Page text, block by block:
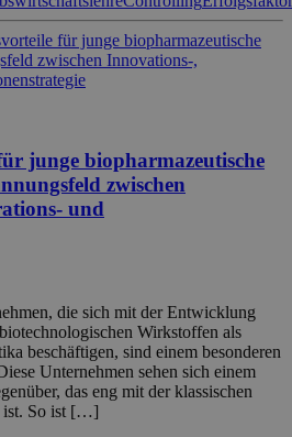
junge biopharmazeutische
zwischen
und
die sich mit der Entwicklung
Wirkstoffen als
beschäftigen, sind einem besonderen
Unternehmen sehen sich einem
das eng mit der klassischen
ist. So ist […]